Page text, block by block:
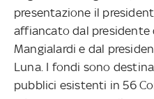
presentazione il
affiancato dal presidente
Mangialardi e dal
Luna. I fondi sono
pubblici esistenti in 56